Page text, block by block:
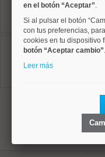
1
en el botón “Aceptar”.
Si al pulsar el botón
con tus preferencias,
cookies en tu dispositivo
botón “Aceptar cambio”.
Leer más